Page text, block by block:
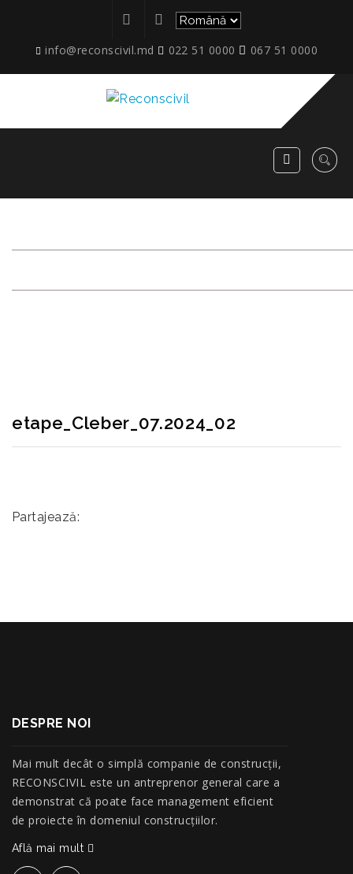
info@reconscivil.md 022 51 0000 067 51 0000
etape_Cleber_07.2024_02
Partajează:
DESPRE NOI
Mai mult decât o simplă companie de construcţii,
RECONSCIVIL este un antreprenor general care a
demonstrat că poate face management eficient
de proiecte în domeniul construcțiilor.
Află mai mult